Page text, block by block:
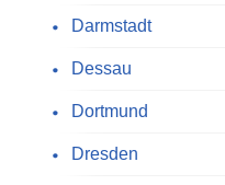
Darmstadt
Dessau
Dortmund
Dresden